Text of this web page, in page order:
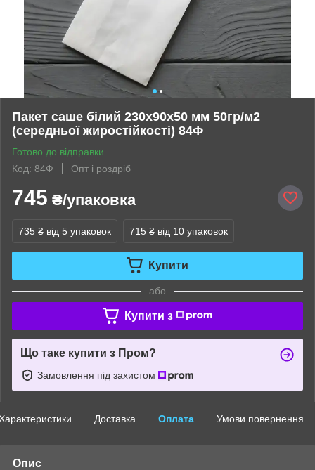
Пакет саше білий 230х90х50 мм 50гр/м2
(середньої жиростійкості) 84Ф
Готово до відправки
Код: 84Ф
Опт і роздріб
745 ₴/упаковка
735 ₴ від 5 упаковок 715 ₴ від 10 упаковок
Купити
або
Купити з
Що таке купити з Пром?
Замовлення під захистом
Доставка Оплата Умови повернення
Опис